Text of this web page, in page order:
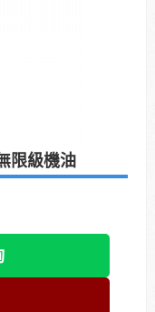
限級機油